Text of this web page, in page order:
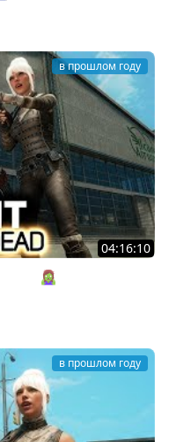
в прошлом году
04:16:10
🧟‍♀️ Night of the
в прошлом году